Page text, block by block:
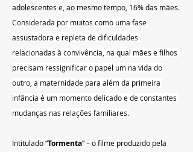
adolescentes e, ao mesmo tempo, 16% das mães.
Considerada por muitos como uma fase
assustadora e repleta de dificuldades
relacionadas à convivência, na qual mães e filhos
precisam ressignificar o papel um na vida do
outro, a maternidade para além da primeira
infância é um momento delicado e de constantes
mudanças nas relações familiares.
Intitulado “Tormenta” – o filme produzido pela